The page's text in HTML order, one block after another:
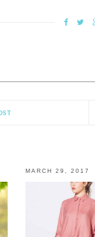
MARCH 29, 2017